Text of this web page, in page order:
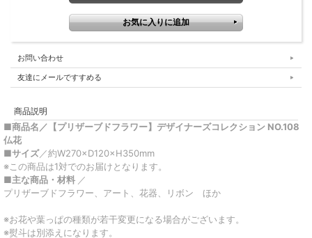
お問い合わせ
友達にメールですすめる
商品説明
■商品名 ／【プリザーブドフラワー】デザイナーズコレクション NO.108
仏花
■サイズ／約W270×D120×H350mm
※この商品は1対でのお届けとなります。
■主な商品・材料 ／
プリザーブドフラワー、アート、花器、リボン ほか
※お花や葉っぱの種類が若干変更になる場合がございます。
※熨斗は別添えになります。